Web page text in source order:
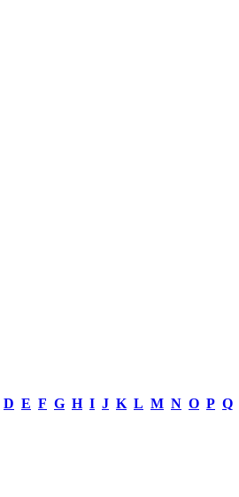
D E F G H I J K L M N O P Q